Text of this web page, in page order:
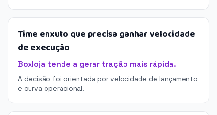
Time enxuto que precisa ganhar velocidade
de execução
Boxloja tende a gerar tração mais rápida.
A decisão foi orientada por velocidade de lançamento
e curva operacional.